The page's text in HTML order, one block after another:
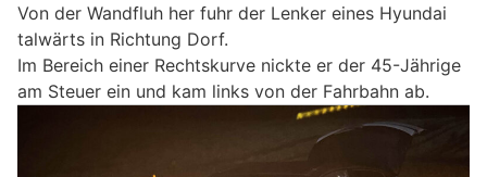
Von der Wandfluh her fuhr der Lenker eines Hyundai
talwärts in Richtung Dorf.
Im Bereich einer Rechtskurve nickte er der 45-Jährige
am Steuer ein und kam links von der Fahrbahn ab.